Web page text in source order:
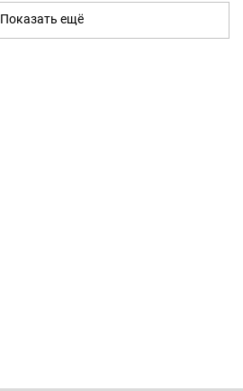
Показать ещё